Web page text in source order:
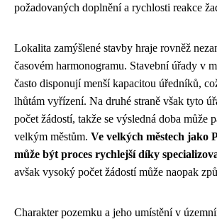
požadovaných doplnění a rychlosti reakce
Lokalita zamýšlené stavby hraje rovněž
časovém harmonogramu. Stavební úřady v
často disponují menší kapacitou úředníků,
lhůtám vyřízení. Na druhé straně však tyto
počet žádostí, takže se výsledná doba může
velkým městům. Ve velkých městech jako
může být proces rychlejší díky
avšak vysoký počet žádostí může naopak
Charakter pozemku a jeho umístění v